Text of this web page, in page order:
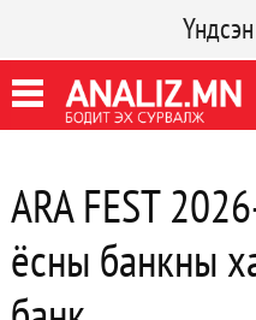
ARA FEST
ёсны банкны